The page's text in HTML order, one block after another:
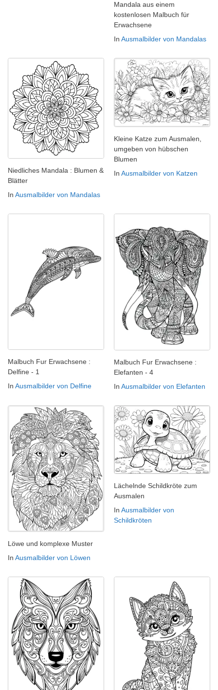
Mandala aus einem
kostenlosen Malbuch für
Erwachsene
In Ausmalbilder von Mandalas
Niedliches Mandala : Blumen &
Blätter
In Ausmalbilder von Mandalas
Kleine Katze zum Ausmalen,
umgeben von hübschen
Blumen
In Ausmalbilder von Katzen
Malbuch Fur Erwachsene :
Delfine - 1
In Ausmalbilder von Delfine
Malbuch Fur Erwachsene :
Elefanten - 4
In Ausmalbilder von Elefanten
Löwe und komplexe Muster
In Ausmalbilder von Löwen
Lächelnde Schildkröte zum
Ausmalen
In Ausmalbilder von
Schildkröten